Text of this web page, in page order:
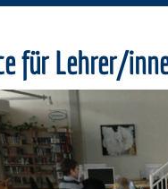
für Lehrer/